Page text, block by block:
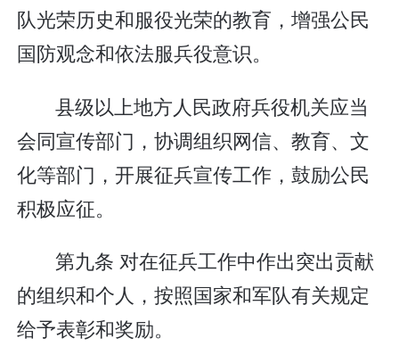
队光荣历史和服役光荣的教育，增强公民
国防观念和依法服兵役意识。
县级以上地方人民政府兵役机关应当
会同宣传部门，协调组织网信、教育、文
化等部门，开展征兵宣传工作，鼓励公民
积极应征。
第九条 对在征兵工作中作出突出贡献
的组织和个人，按照国家和军队有关规定
给予表彰和奖励。